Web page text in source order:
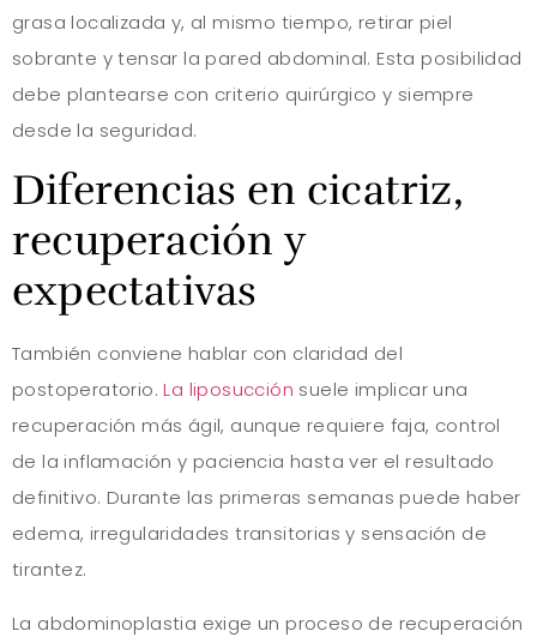
grasa localizada y, al mismo tiempo, retirar piel
sobrante y tensar la pared abdominal. Esta posibilidad
debe plantearse con criterio quirúrgico y siempre
desde la seguridad.
Diferencias en cicatriz,
recuperación y
expectativas
También conviene hablar con claridad del
postoperatorio.La liposucción suele implicar una
recuperación más ágil, aunque requiere faja, control
de la inflamación y paciencia hasta ver el resultado
definitivo. Durante las primeras semanas puede haber
edema, irregularidades transitorias y sensación de
tirantez.
La abdominoplastia exige un proceso de recuperación